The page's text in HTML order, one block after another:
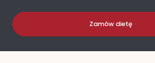
Zamów dietę